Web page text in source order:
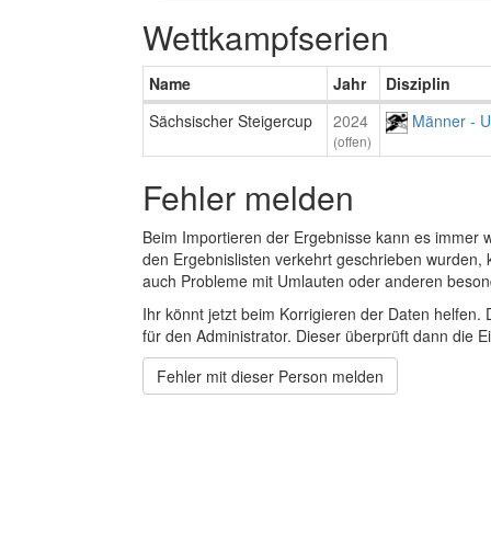
Wettkampfserien
Name Jahr
Disziplin
Sächsischer Steigercup
2024
(offen)
Männer -
Fehler melden
Beim Importieren der Ergebnisse kann es
den Ergebnislisten verkehrt geschrieben
auch Probleme mit Umlauten oder anderen
Ihr könnt jetzt beim Korrigieren der Daten
für den Administrator. Dieser überprüft dann die
Fehler mit dieser Person melden